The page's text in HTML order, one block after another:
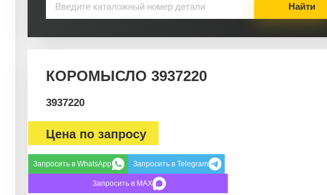
Найти
КОРОМЫСЛО 3937220
3937220
Цена по запросу
Запросить в WhatsApp Запросить в Telegram
Запросить в MAX